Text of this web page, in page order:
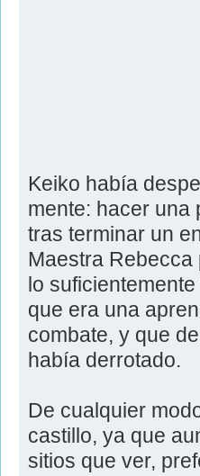
Keiko había
mente: hacer una
tras terminar un
Maestra
lo
que era una
combate, y que
había derrotado.
De cualquier
castillo, ya que
sitios que ver,